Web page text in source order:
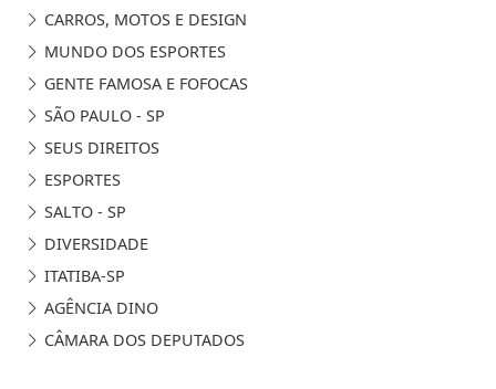
CARROS, MOTOS E DESIGN
MUNDO DOS ESPORTES
GENTE FAMOSA E FOFOCAS
SÃO PAULO - SP
SEUS DIREITOS
ESPORTES
SALTO - SP
DIVERSIDADE
ITATIBA-SP
AGÊNCIA DINO
CÂMARA DOS DEPUTADOS